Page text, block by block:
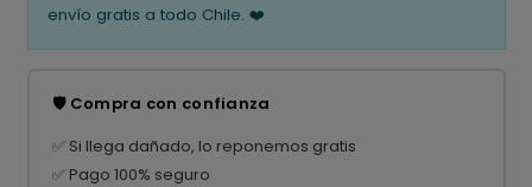
envío gratis a todo Chile. ❤️
🛡️ Compra con confianza
✅ Si llega dañado, lo reponemos gratis
✅ Pago 100% seguro